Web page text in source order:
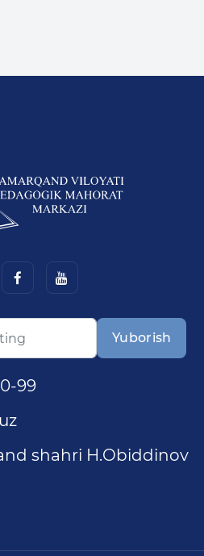
Yuborish
99
shahri H.Obiddinov